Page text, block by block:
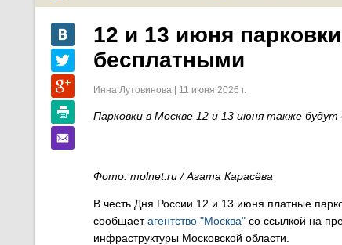
12 и 13 июня
бесплатными
Инна Лутовинова | 11 июня 2026 г.
Парковки в Москве 12 и 13 июня также
Фото: molnet.ru / Агата Карасёва
В честь Дня России 12 и 13 июня платные
сообщаетагентство "Москва" со ссылкой на
инфраструктуры Московской области.